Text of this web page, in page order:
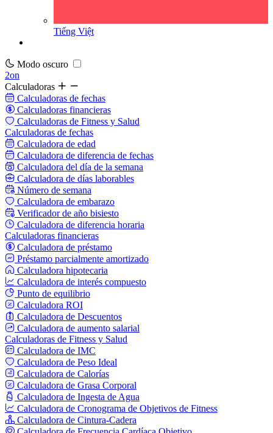
Tiếng Việt
Modo oscuro
2on
Calculadoras
Calculadoras de fechas
Calculadoras financieras
Calculadoras de Fitness y Salud
Calculadoras de fechas
Calculadora de edad
Calculadora de diferencia de fechas
Calculadora del día de la semana
Calculadora de días laborables
Número de semana
Calculadora de embarazo
Verificador de año bisiesto
Calculadora de diferencia horaria
Calculadoras financieras
Calculadora de préstamo
Préstamo parcialmente amortizado
Calculadora hipotecaria
Calculadora de interés compuesto
Punto de equilibrio
Calculadora ROI
Calculadora de Descuentos
Calculadora de aumento salarial
Calculadoras de Fitness y Salud
Calculadora de IMC
Calculadora de Peso Ideal
Calculadora de Calorías
Calculadora de Grasa Corporal
Calculadora de Ingesta de Agua
Calculadora de Cronograma de Objetivos de Fitness
Calculadora de Cintura-Cadera